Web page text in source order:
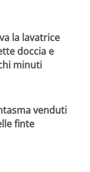
la lavatrice
doccia e
minuti
venduti
finte